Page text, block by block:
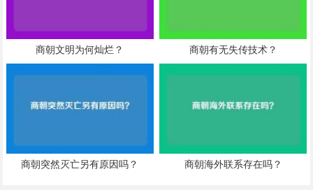
商朝文明为何灿烂？ 商朝有无失传技术？
商朝突然灭亡另有原因吗？ 商朝海外联系存在吗？